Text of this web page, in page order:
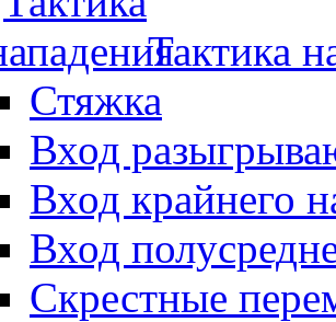
Тактика
Стяжка
Вход
Вход крайнего
Вход
Скрестные